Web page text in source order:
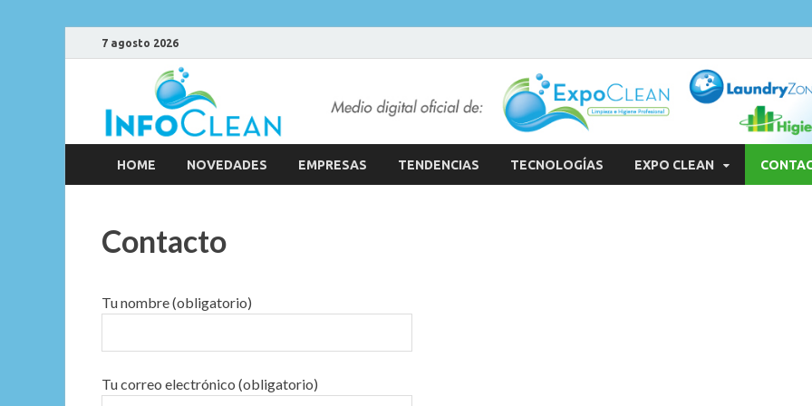
7 agosto 2026
HOME NOVEDADES EMPRESAS TENDENCIAS TECNOLOGÍAS EXPO CLEAN
Contacto
Tu nombre (obligatorio)
Tu correo electrónico (obligatorio)